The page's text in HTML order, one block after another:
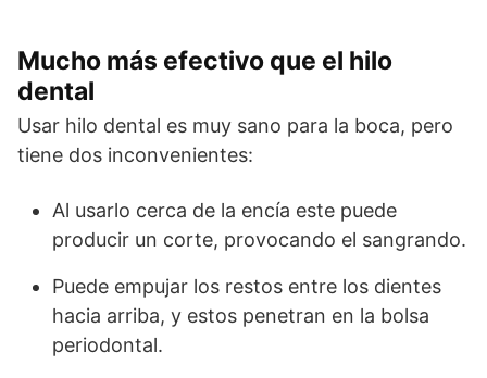
Mucho más efectivo que el hilo
dental
Usar hilo dental es muy sano para la boca, pero
tiene dos inconvenientes:
Al usarlo cerca de la encía este puede
producir un corte, provocando el sangrando.
Puede empujar los restos entre los dientes
hacia arriba, y estos penetran en la bolsa
periodontal.